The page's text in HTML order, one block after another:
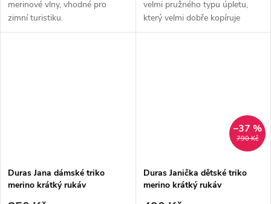
merinové vlny, vhodné pro
zimní turistiku.
velmi pružného typu úpletu,
který velmi dobře kopíruje
kontury těla.
Duras Jana dámské triko
merino krátký rukáv
790 Kč
–37 %
Duras Janička dětské triko
merino krátký rukáv